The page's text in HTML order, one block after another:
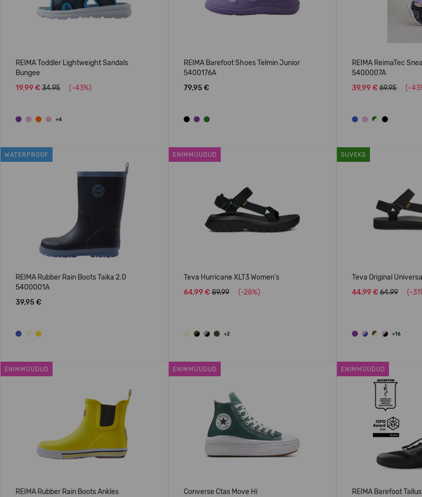
REIMA Toddler Lightweight Sandals
Bungee
19,99 € 34.95 (-43%)
+4
REIMA Barefoot Shoes Telmin Junior
5400176A
79,95 €
REIMA ReimaTec
5400007A
39,99 € 69.95 (-
WATERPROOF
REIMA Rubber Rain Boots Taika 2.0
5400001A
39,95 €
ENIMMÜÜDUD
Teva Hurricane XLT3 Women's
64,99 € 89.99 (-28%)
+2
SUVEKS
Teva Original
44,99 € 64.99 (-
+16
ENIMMÜÜDUD
REIMA Rubber Rain Boots Ankles
ENIMMÜÜDUD
Converse Ctas Move Hi
ENIMMÜÜDUD
REIMA Barefoot